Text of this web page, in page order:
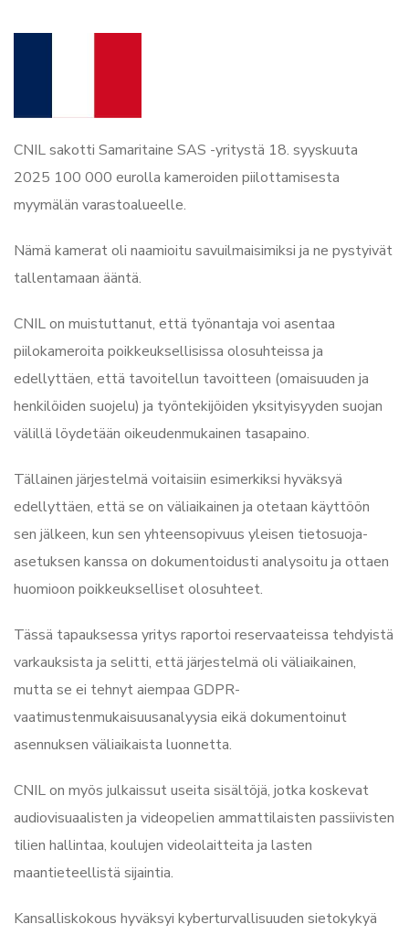
CNIL sakotti Samaritaine SAS -yritystä 18. syyskuuta
2025 100 000 eurolla kameroiden piilottamisesta
myymälän varastoalueelle.
Nämä kamerat oli naamioitu savuilmaisimiksi ja ne pystyivät
tallentamaan ääntä.
CNIL on muistuttanut, että työnantaja voi asentaa
piilokameroita poikkeuksellisissa olosuhteissa ja
edellyttäen, että tavoitellun tavoitteen (omaisuuden ja
henkilöiden suojelu) ja työntekijöiden yksityisyyden suojan
välillä löydetään oikeudenmukainen tasapaino.
Tällainen järjestelmä voitaisiin esimerkiksi hyväksyä
edellyttäen, että se on väliaikainen ja otetaan käyttöön
sen jälkeen, kun sen yhteensopivuus yleisen tietosuoja-
asetuksen kanssa on dokumentoidusti analysoitu ja ottaen
huomioon poikkeukselliset olosuhteet.
Tässä tapauksessa yritys raportoi reservaateissa tehdyistä
varkauksista ja selitti, että järjestelmä oli väliaikainen,
mutta se ei tehnyt aiempaa GDPR-
vaatimustenmukaisuusanalyysia eikä dokumentoinut
asennuksen väliaikaista luonnetta.
CNIL on myös julkaissut useita sisältöjä, jotka koskevat
audiovisuaalisten ja videopelien ammattilaisten passiivisten
tilien hallintaa, koulujen videolaitteita ja lasten
maantieteellistä sijaintia.
Kansalliskokous hyväksyi kyberturvallisuuden sietokykyä